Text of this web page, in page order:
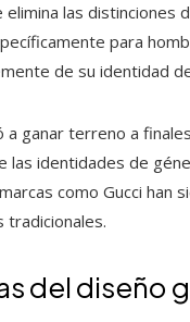
las distinciones
para
de su identidad
a ganar terreno a
las identidades de
como Gucci
tradicionales.
del diseño